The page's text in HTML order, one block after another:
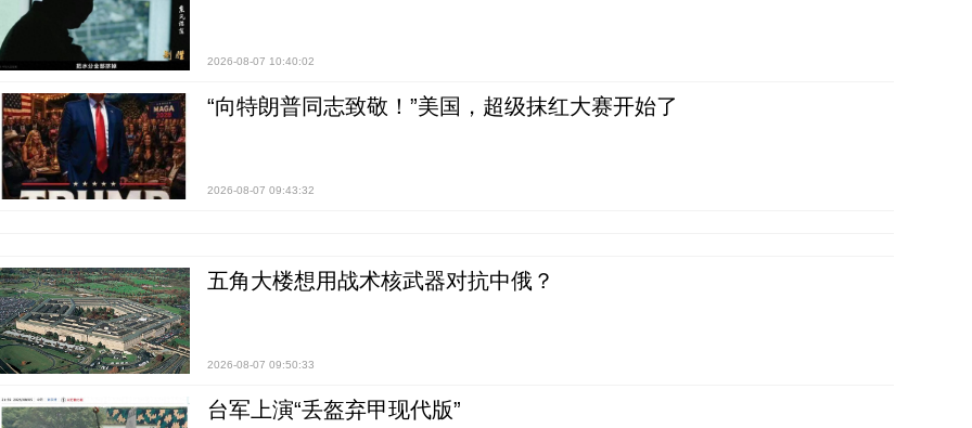
2026-08-07 10:40:02
“向特朗普同志致敬！”美国，超级抹红大赛开始了
2026-08-07 09:43:32
五角大楼想用战术核武器对抗中俄？
2026-08-07 09:50:33
台军上演“丢盔弃甲现代版”